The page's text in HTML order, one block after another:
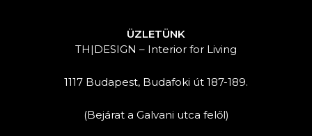
ÜZLETÜNK
TH|DESIGN – Interior for Living
1117 Budapest, Budafoki út 187-189.
(Bejárat a Galvani utca felől)